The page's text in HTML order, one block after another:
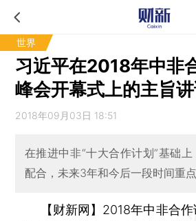
世界
习近平在2018年中非
峰会开幕式上的主旨讲
2018年09月03日 18:51
在推进中非“十大合作计划”基础
配合，未来3年和今后一段时间重
【财新网】 2018年中非合